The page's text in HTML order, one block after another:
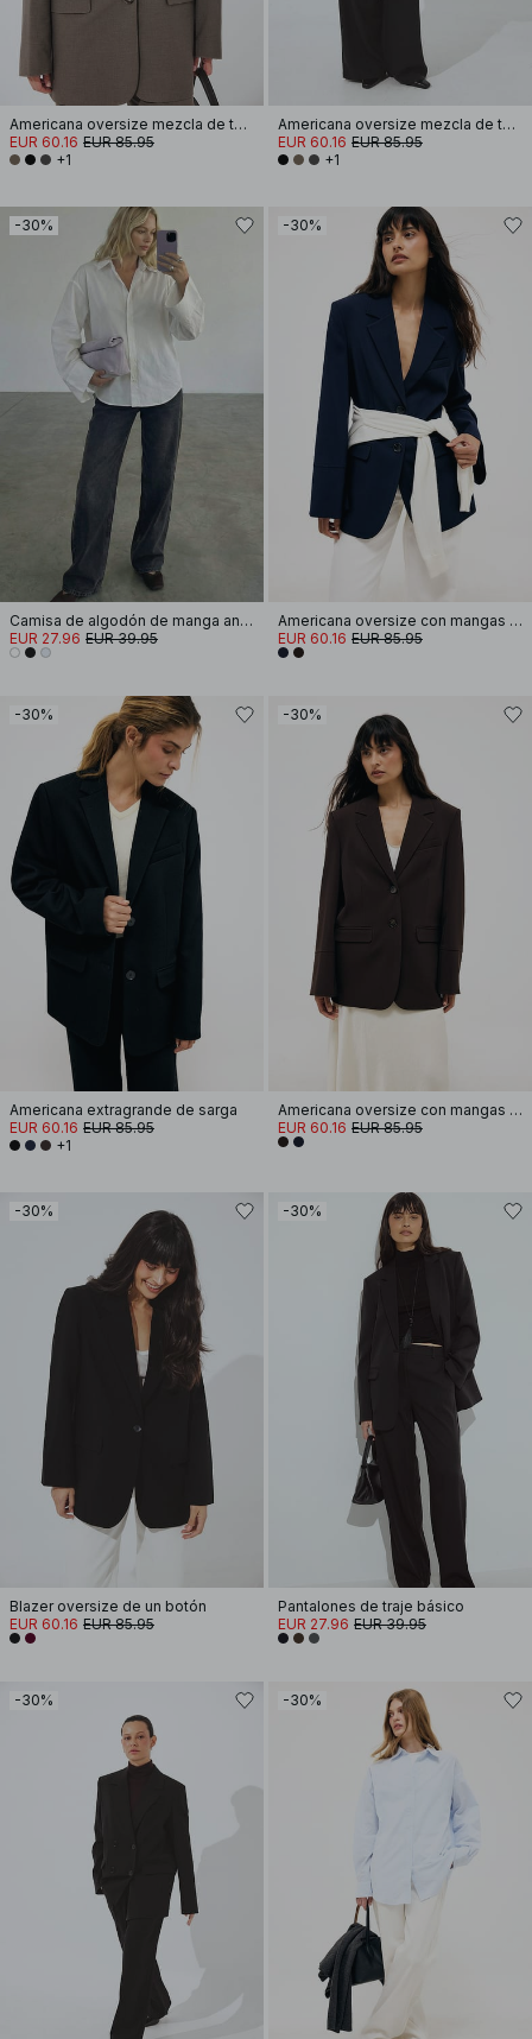
Americana oversize mezcla de tejido
EUR 60.16 EUR 85.95
+1
Americana oversize mezcla de tejido
EUR 60.16 EUR 85.95
+1
-30%
Camisa de algodón de manga ancha
EUR 27.96 EUR 39.95
-30%
Americana oversize con mangas anchas
EUR 60.16 EUR 85.95
-30%
Americana extragrande de sarga
EUR 60.16 EUR 85.95
+1
-30%
Americana oversize con mangas anchas
EUR 60.16 EUR 85.95
-30%
Blazer oversize de un botón
EUR 60.16 EUR 85.95
-30%
Pantalones de traje básico
EUR 27.96 EUR 39.95
-30% -30%